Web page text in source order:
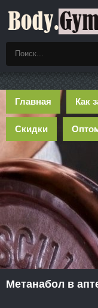
Главная Как
Скидки
Метанабол в